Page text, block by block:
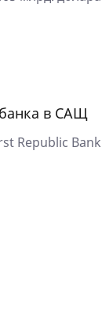
в САЩ
Republic Bank